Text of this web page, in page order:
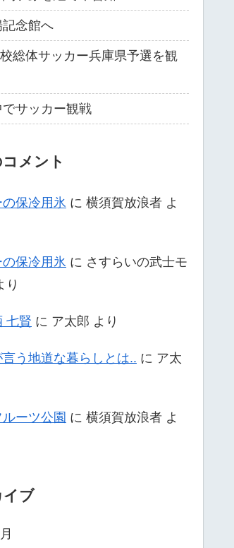
念館へ
総体サッカー兵庫県予選を観
サッカー観戦
メント
保冷用氷 に 横須賀放浪者 よ
保冷用氷 に さすらいの武士モ
り
七賢 に ア太郎 より
う地道な暮らしとは.. に ア太
ーツ公園 に 横須賀放浪者 よ
イブ